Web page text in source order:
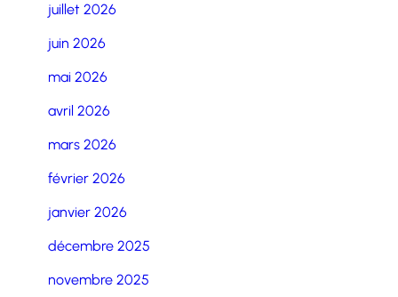
juillet 2026
juin 2026
mai 2026
avril 2026
mars 2026
février 2026
janvier 2026
décembre 2025
novembre 2025